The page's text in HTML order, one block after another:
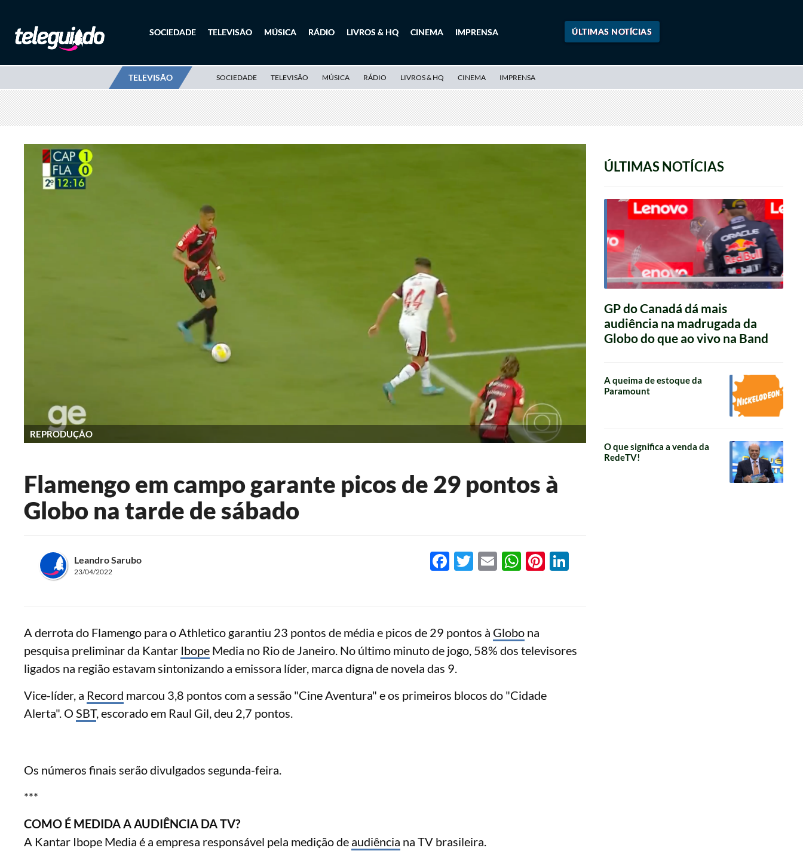
ÚLTIMAS NOTÍCIAS
SOCIEDADE TELEVISÃO MÚSICA RÁDIO LIVROS & HQ CINEMA IMPRENSA
TELEVISÃO SOCIEDADE TELEVISÃO MÚSICA RÁDIO LIVROS & HQ CINEMA IMPRENSA
REPRODUÇÃO
Flamengo em campo garante picos de 29 pontos à
Globo na tarde de sábado
Leandro Sarubo
23/04/2022 Facebook
Twitter
EmailWhatsApp
Pinterest
LinkedIn
A derrota do Flamengo para o Athletico garantiu 23 pontos de média e picos de 29 pontos à Globona
pesquisa preliminar da Kantar IbopeMedia no Rio de Janeiro. No último minuto de jogo, 58% dos televisores
ligados na região estavam sintonizando a emissora líder, marca digna de novela das 9.
Vice-líder, a Record marcou 3,8 pontos com a sessão "Cine Aventura" e os primeiros blocos do "Cidade
Alerta". O SBT, escorado em Raul Gil, deu 2,7 pontos.
Os números finais serão divulgados segunda-feira.
***
COMO É MEDIDA A AUDIÊNCIA DA TV?
A Kantar Ibope Media é a empresa responsável pela medição de audiência na TV brasileira.
ÚLTIMAS NOTÍCIAS
GP do Canadá dá mais
audiência na madrugada da
Globo do que ao vivo na Band
A queima de estoque da
Paramount
O que significa a venda da
RedeTV!